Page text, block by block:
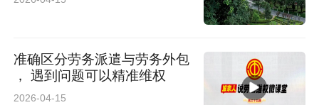
准确区分劳务派遣与劳务外包
， 遇到问题可以精准维权
2026-04-15